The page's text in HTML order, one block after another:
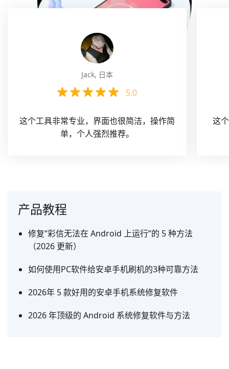
Jack, 日本
5.0
这个工具非常专业，界面也很简洁，操作简
单，个人强烈推荐。
这
产品教程
修复“彩信无法在 Android 上运行”的 5 种方法
（2026 更新）
如何使用PC软件给安卓手机刷机的3种可靠方法
2026年 5 款好用的安卓手机系统修复软件
2026 年顶级的 Android 系统修复软件与方法